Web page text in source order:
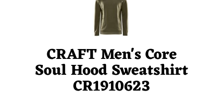
CRAFT Men's Core
Soul Hood Sweatshirt
CR1910623